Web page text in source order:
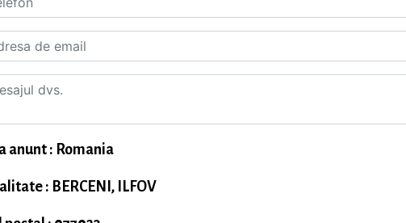
anunt : Romania
: BERCENI, ILFOV